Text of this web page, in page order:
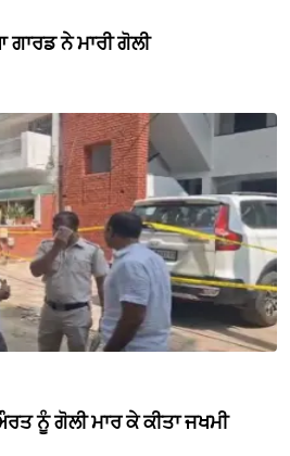
ਨੇ ਮਾਰੀ ਗੋਲੀ
ਨੂੰ ਗੋਲੀ ਮਾਰ ਕੇ ਕੀਤਾ ਜਖਮੀ